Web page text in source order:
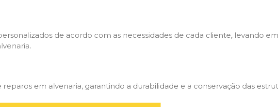
de acordo com as necessidades de cada cliente, levando
em alvenaria, garantindo a durabilidade e a conservação das